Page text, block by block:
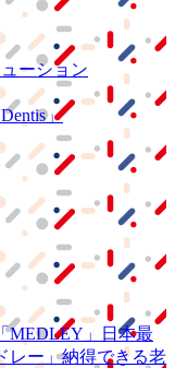
ーション
Dentis」
「MEDLEY」
日本最
レー」納得できる老